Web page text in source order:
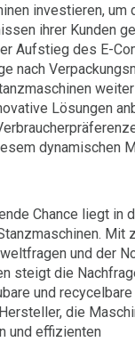
investieren, um
ihrer Kunden
Aufstieg des E-
nach
Lösungen
dynamischen
Chance liegt in
Mit
und der
steigt die
und
die
und effizienten